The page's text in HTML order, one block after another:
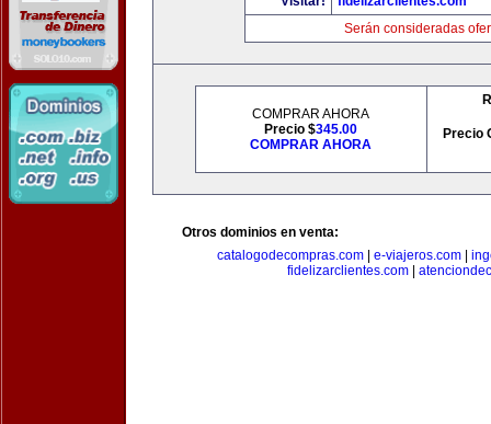
Serán consideradas
COMPRAR AHORA
Precio $345.00
COMPRAR AHORA
Precio
Otros dominios en venta:
catalogodecompras.com| e-viajeros.com|
fidelizarclientes.com|